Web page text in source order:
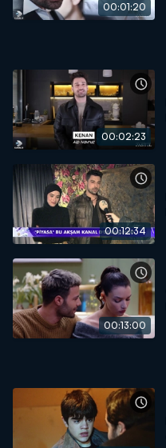
00:01:20
00:02:23
00:12:34
00:13:00